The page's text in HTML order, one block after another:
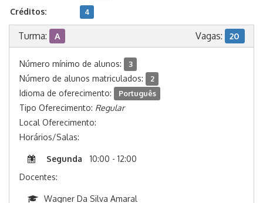
Créditos: 4
Turma: A Vagas: 20
Número mínimo de alunos: 3
Número de alunos matriculados: 2
Idioma de oferecimento: Português
Tipo Oferecimento: Regular
Local Oferecimento:
Horários/Salas:
Segunda
10:00 - 12:00
Docentes:
Wagner Da Silva Amaral